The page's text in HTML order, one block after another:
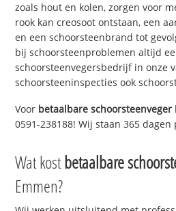
zoals hout en kolen, zorgen voor
rook kan creosoot ontstaan, een
en een schoorsteenbrand tot
bij schoorsteenproblemen altijd
schoorsteenvegersbedrijf in onze
schoorsteeninspecties ook
Voor betaalbare schoorsteenveger
0591-238188! Wij staan 365
Wat kostbetaalbare
Emmen?